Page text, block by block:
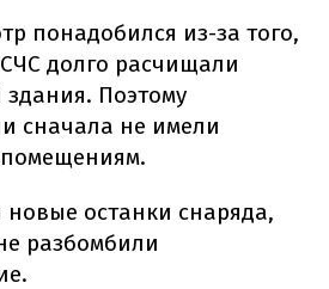
понадобился из-за того,
долго расчищали
Поэтому
сначала не имели
помещениям.
останки снаряда,
разбомбили